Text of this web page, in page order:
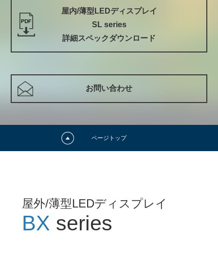
屋内/薄型LEDディスプレイ
SL series
詳細スペックダウンロード
お問い合わせ
ページトップ
屋外/薄型LEDディスプレイ
BX series